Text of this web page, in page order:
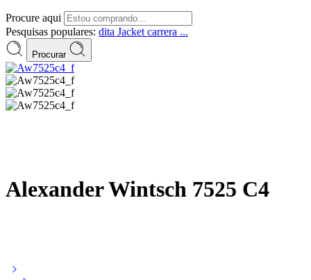
Procure aqui
Pesquisas populares: dita Jacket carrera ...
Procurar
Alexander Wintsch 7525 C4